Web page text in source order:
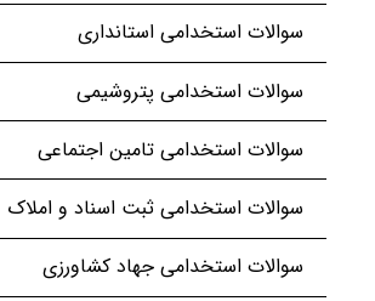
سوالات استخدامی استانداری
سوالات استخدامی پتروشیمی
سوالات استخدامی تامین اجتماعی
سوالات استخدامی ثبت اسناد و املاک
سوالات استخدامی جهاد کشاورزی